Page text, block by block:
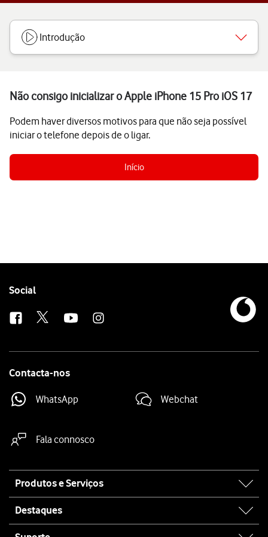
Introdução
Não consigo inicializar o Apple iPhone 15 Pro iOS 17
Podem haver diversos motivos para que não seja possível
iniciar o telefone depois de o ligar.
Início
Follow
Social
Contacta-nos
WhatsApp Webchat
Fala connosco
map
Produtos e Serviços
Destaques